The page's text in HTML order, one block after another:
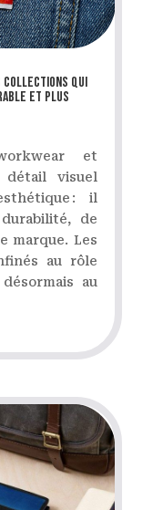
collections qui
et plus
et
détail visuel
: il
de
marque. Les
au rôle
au